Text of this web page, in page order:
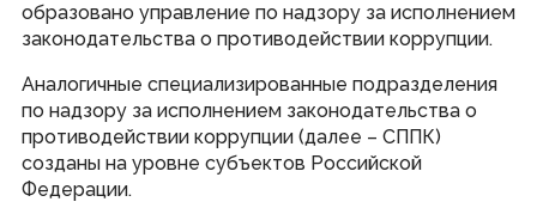
образовано управление по надзору за исполнением
законодательства о противодействии коррупции.
Аналогичные специализированные подразделения
по надзору за исполнением законодательства о
противодействии коррупции (далее – СППК)
созданы на уровне субъектов Российской
Федерации.